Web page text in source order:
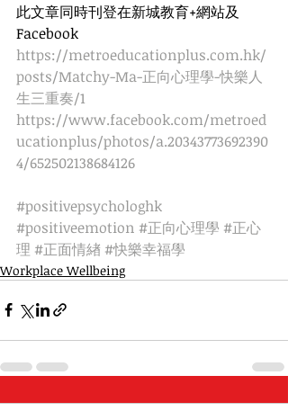
此文章同時刊登在新城教育+網站及
Facebook
https://metroeducationplus.com.hk/
posts/Matchy-Ma-正向心理學-快樂人
生三重奏/1
https://www.facebook.com/metroed
ucationplus/photos/a.20343773692390
4/652502138684126
#positivepsychologhk
#positiveemotion #正向心理學 #正心
理 #正面情緖 #快樂幸福學
Workplace Wellbeing